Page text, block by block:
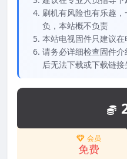
刷机有风险也有乐趣
负，本站概不负责
本站电视固件只建议
请务必详细检查固件
后无法下载或下载链
会员
免费